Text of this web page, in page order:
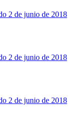
2 de junio de 2018
2 de junio de 2018
2 de junio de 2018